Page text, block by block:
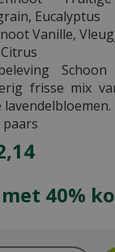
Eucalyptus
Vanille,
frisse mix
lavendelbloemen.
,14
40%